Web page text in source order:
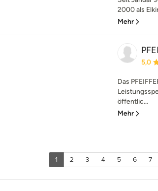
2000 als
Mehr
5,0
Das
öffentlic...
Mehr
1 2 3 4 5 6 7